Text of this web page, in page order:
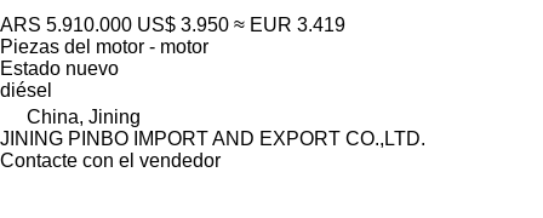
ARS 5.910.000 US$ 3.950 ≈ EUR 3.419
Piezas del motor - motor
Estado nuevo
diésel
China, Jining
JINING PINBO IMPORT AND EXPORT CO.,LTD.
Contacte con el vendedor